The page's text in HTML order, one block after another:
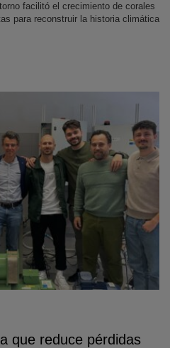
facilitó el crecimiento de corales
para reconstruir la historia climática
que reduce pérdidas